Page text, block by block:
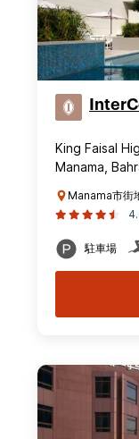
King Faisal
Manama,
Manama市街
駐車場